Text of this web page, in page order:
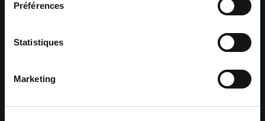
Préférences
Statistiques
Marketing
Maxiplan
Mulhouse – Industrie,
Logistique, Transport et
Bâtiment et Tertiaire
Logistique, Bâtiment et
Guebwiller – Industrie,
Experts Paris – Tertiaire,